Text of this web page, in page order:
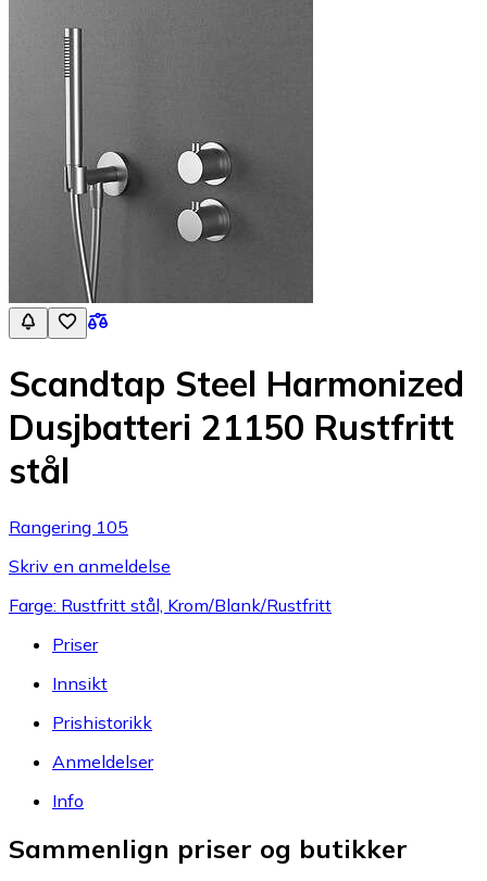
Scandtap Steel Harmonized
Dusjbatteri 21150 Rustfritt
stål
Rangering 105
Skriv en anmeldelse
Farge: Rustfritt stål, Krom/Blank/Rustfritt
Priser
Innsikt
Prishistorikk
Anmeldelser
Info
Sammenlign priser og butikker